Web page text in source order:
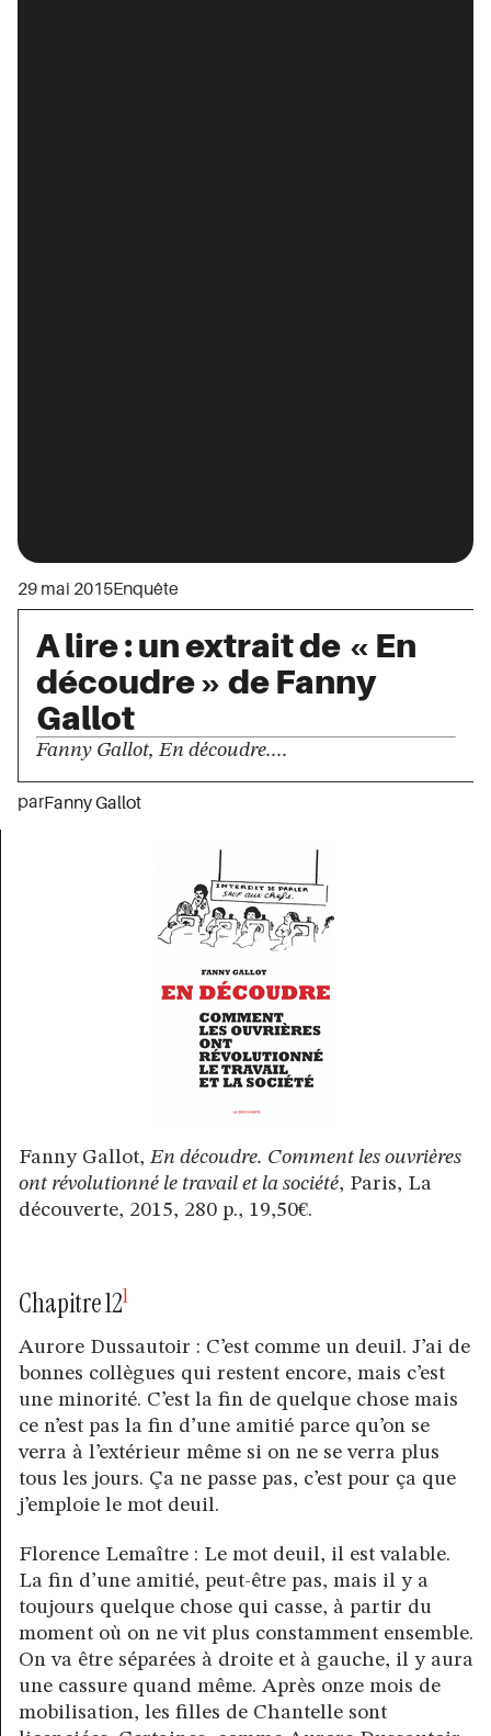
29 mai 2015Enquête
A lire : un extrait de « En
découdre » de Fanny
Gallot
Fanny Gallot, En découdre....
parFanny Gallot
Fanny Gallot, En découdre. Comment les ouvrières
ont révolutionné le travail et la société, Paris, La
découverte, 2015, 280 p., 19,50€.
Chapitre 121
Aurore Dussautoir : C’est comme un deuil. J’ai de
bonnes collègues qui restent encore, mais c’est
une minorité. C’est la fin de quelque chose mais
ce n’est pas la fin d’une amitié parce qu’on se
verra à l’extérieur même si on ne se verra plus
tous les jours. Ça ne passe pas, c’est pour ça que
j’emploie le mot deuil.
Florence Lemaître : Le mot deuil, il est valable.
La fin d’une amitié, peut-être pas, mais il y a
toujours quelque chose qui casse, à partir du
moment où on ne vit plus constamment ensemble.
On va être séparées à droite et à gauche, il y aura
une cassure quand même. Après onze mois de
mobilisation, les filles de Chantelle sont